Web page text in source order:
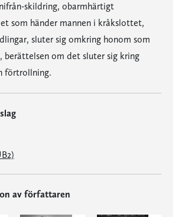
skildring, obarmhärtigt
som händer mannen i kråkslottet,
sluter sig omkring honom som
berättelsen om det sluter sig kring
förtrollning.
av författaren